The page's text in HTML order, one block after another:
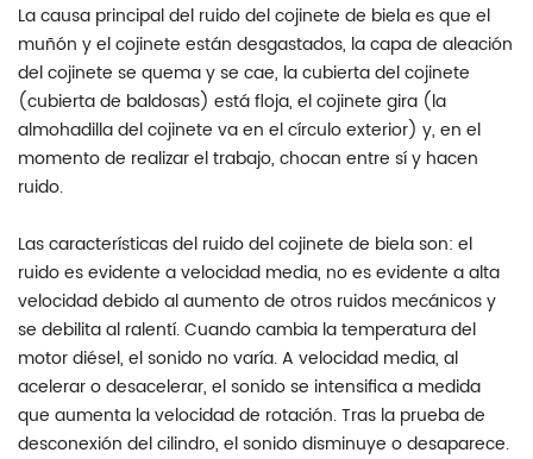
La causa principal del ruido del cojinete de biela es que el
muñón y el cojinete están desgastados, la capa de aleación
del cojinete se quema y se cae, la cubierta del cojinete
(cubierta de baldosas) está floja, el cojinete gira (la
almohadilla del cojinete va en el círculo exterior) y, en el
momento de realizar el trabajo, chocan entre sí y hacen
ruido.
Las características del ruido del cojinete de biela son: el
ruido es evidente a velocidad media, no es evidente a alta
velocidad debido al aumento de otros ruidos mecánicos y
se debilita al ralentí. Cuando cambia la temperatura del
motor diésel, el sonido no varía. A velocidad media, al
acelerar o desacelerar, el sonido se intensifica a medida
que aumenta la velocidad de rotación. Tras la prueba de
desconexión del cilindro, el sonido disminuye o desaparece.